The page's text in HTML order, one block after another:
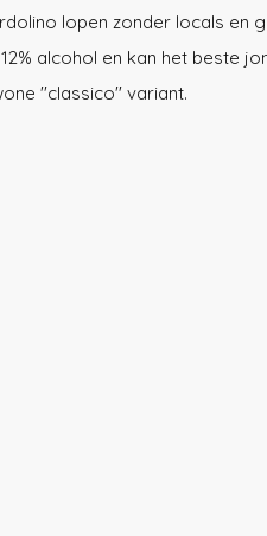
lopen zonder locals en
alcohol en kan het beste
''classico'' variant.